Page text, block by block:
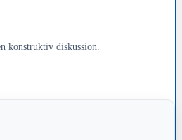
konstruktiv diskussion.